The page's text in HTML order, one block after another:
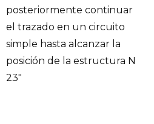
posteriormente continuar
el trazado en un circuito
simple hasta alcanzar la
posición de la estructura N
23″